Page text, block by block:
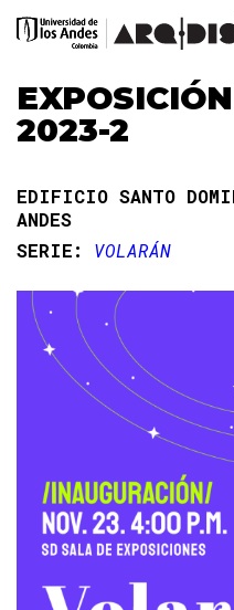
2023-2
EDIFICIO SANTO
ANDES
SERIE: VOLARÁN